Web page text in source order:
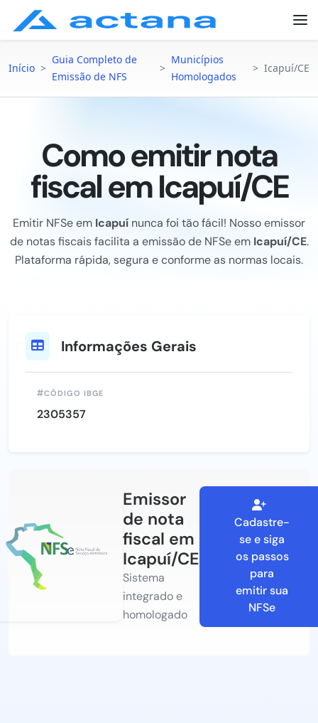
Início >
Guia Completo de
Emissão de NFS
>
Municípios
Homologados
> Icapuí/CE
Como emitir nota
fiscal em Icapuí/CE
Emitir NFSe em Icapuí nunca foi tão fácil! Nosso emissor
de notas fiscais facilita a emissão de NFSe em Icapuí/CE.
Plataforma rápida, segura e conforme as normas locais.
Informações Gerais
CÓDIGO IBGE
2305357
Emissor
de nota
fiscal em
Icapuí/CE
Sistema
integrado e
homologado
Cadastre-
se e siga
os passos
para
emitir sua
NFSe